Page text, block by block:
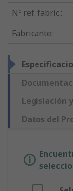
Nº ref. fabric.:
Fabricante:
Legislación
Datos del